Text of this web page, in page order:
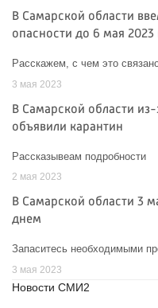
В Самарской области
опасности до 6 мая 2023
Расскажем, с чем это
3 мая 2023
В Самарской области
объявили карантин
Рассказывеам подробности
2 мая 2023
В Самарской области 3
днем
Запаситесь необходимыми
3 мая 2023
Новости СМИ2